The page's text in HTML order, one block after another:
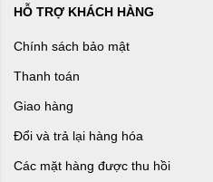
HỖ TRỢ KHÁCH HÀNG
Chính sách bảo mật
Thanh toán
Giao hàng
Đổi và trả lại hàng hóa
Các mặt hàng được thu hồi